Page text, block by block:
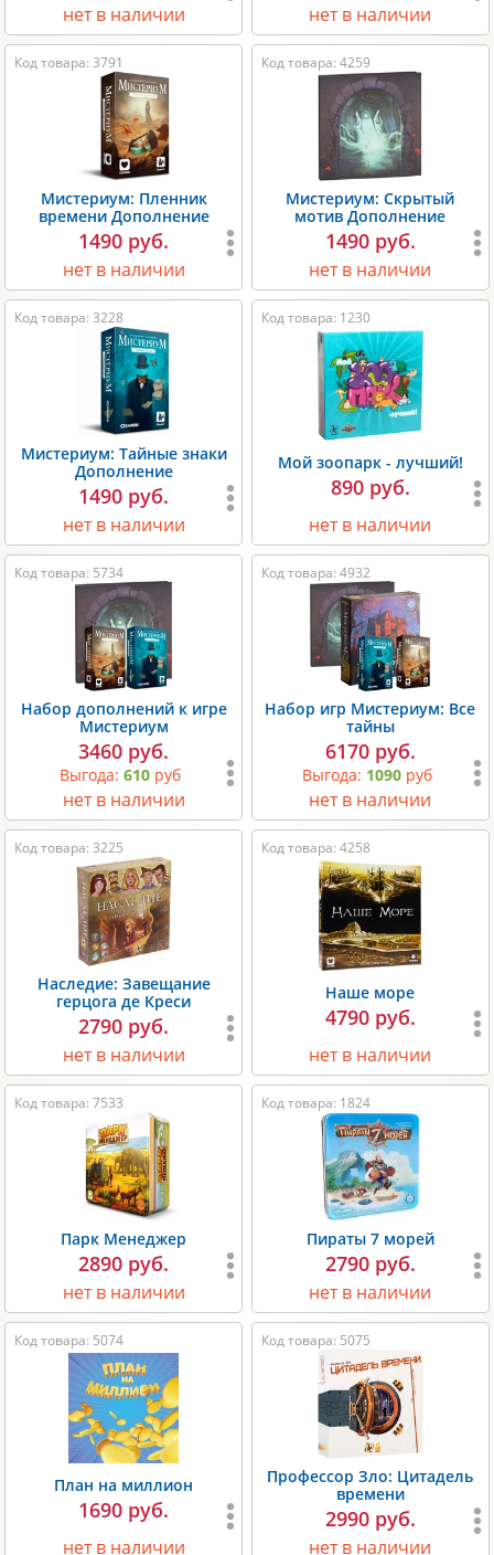
нет в наличии нет в наличии
Код товара: 3791
Мистериум: Пленник
времени Дополнение
1490 руб.
нет в наличии
Код товара: 4259
Мистериум: Скрытый
мотив Дополнение
1490 руб.
нет в наличии
Код товара: 3228
Мистериум: Тайные знаки
Дополнение
1490 руб.
нет в наличии
Код товара: 1230
Мой зоопарк - лучший!
890 руб.
нет в наличии
Код товара: 5734
Набор дополнений к игре
Мистериум
3460 руб.
Выгода:610 руб
нет в наличии
Код товара: 4932
Набор игр Мистериум: Все
тайны
6170 руб.
Выгода: 1090руб
нет в наличии
Код товара: 3225
Наследие: Завещание
герцога де Креси
2790 руб.
нет в наличии
Код товара: 4258
Наше море
4790 руб.
нет в наличии
Код товара: 7533
Парк Менеджер
2890 руб.
нет в наличии
Код товара: 1824
Пираты 7 морей
2790 руб.
нет в наличии
Код товара: 5074
План на миллион
1690 руб.
нет в наличии
Код товара: 5075
Профессор Зло: Цитадель
времени
2990 руб.
нет в наличии